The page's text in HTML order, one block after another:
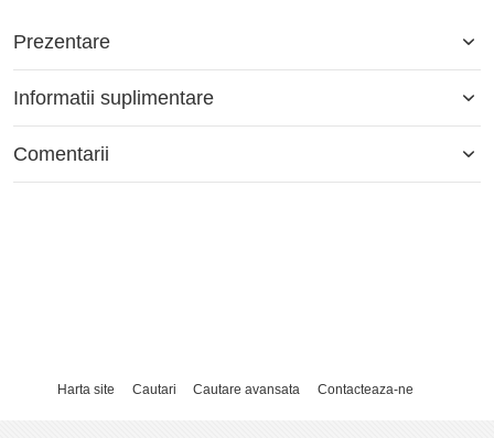
Prezentare
Informatii suplimentare
Comentarii
Harta site Cautari Cautare avansata Contacteaza-ne